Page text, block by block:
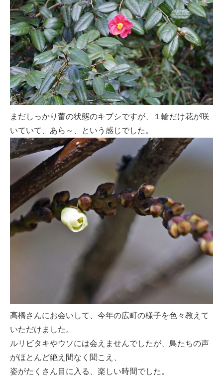
まだしっかり蕾の状態のキブシですが、１輪だけ花が咲
いていて、あら～、という感じでした。
高橋さんにお会いして、今年の広町の様子を色々教えて
いただけました。
ルリビタキやウソには会えませんでしたが、鳥たちの声
がほとんど絶え間なく聞こえ、
姿がたくさん目に入る、楽しい時間でした。